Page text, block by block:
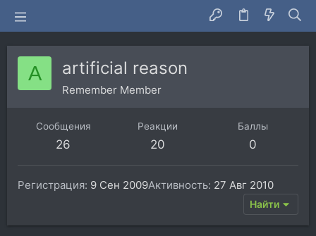
A artificial reason
Remember Member
Сообщения
26
Реакции
20
Баллы
0
Регистрация 9 Сен 2009Активность 27 Авг 2010
Найти